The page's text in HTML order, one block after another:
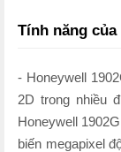
Tính năng của
- Honeywell
2D trong nhiều
Honeywell
biến megapixel